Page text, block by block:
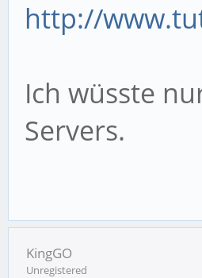
http://
Ich wüsste
Servers.
KingGO
Unregistered